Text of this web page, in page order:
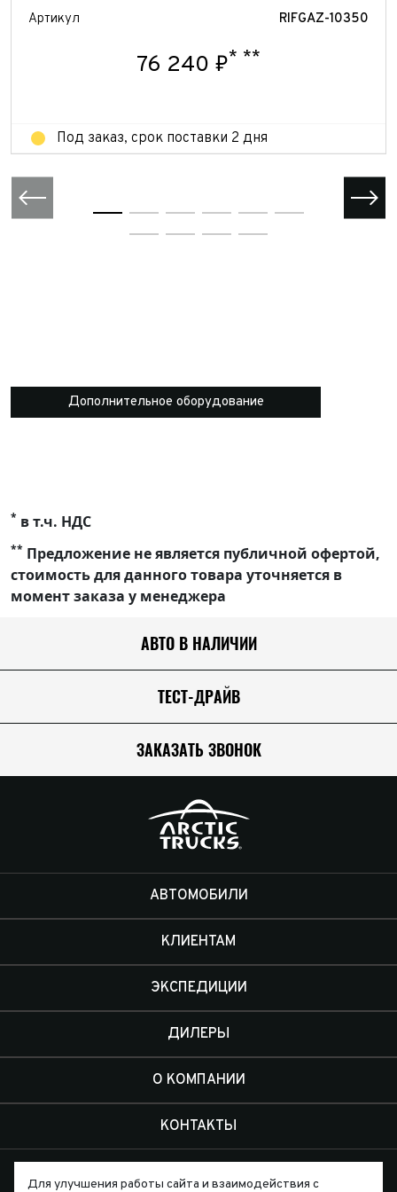
Артикул RIFGAZ-10350
76 240 ₽* **
Под заказ, срок поставки 2 дня
Дополнительное оборудование
* в т.ч. НДС
** Предложение не является публичной офертой,
стоимость для данного товара уточняется в
момент заказа у менеджера
АВТО В НАЛИЧИИ
ТЕСТ-ДРАЙВ
ЗАКАЗАТЬ ЗВОНОК
АВТОМОБИЛИ
КЛИЕНТАМ
ЭКСПЕДИЦИИ
ДИЛЕРЫ
О КОМПАНИИ
КОНТАКТЫ
Для улучшения работы сайта и взаимодействия с